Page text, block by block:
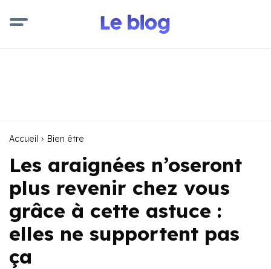
Accueil Bien être
Les araignées n’oseront
plus revenir chez vous
grâce à cette astuce :
elles ne supportent pas
ça